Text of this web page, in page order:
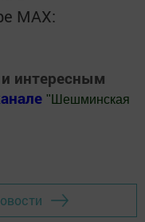
MАХ:
интересным
" Шешминская